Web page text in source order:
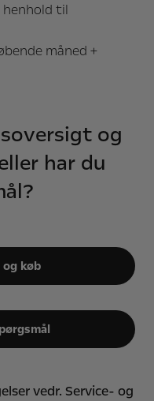
til
måned +
og
har du
køb
vedr. Service- og